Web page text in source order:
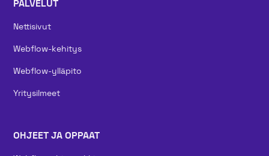
PALVELUT
Nettisivut
Webflow-kehitys
Webflow-ylläpito
Yritysilmeet
OHJEET JA OPPAAT